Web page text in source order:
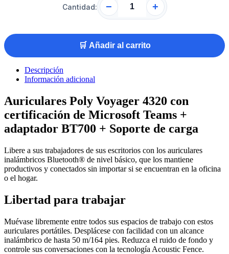
Cantidad: − +
🛒 Añadir al carrito
Descripción
Información adicional
Auriculares Poly Voyager 4320 con
certificación de Microsoft Teams +
adaptador BT700 + Soporte de carga
Libere a sus trabajadores de sus escritorios con los auriculares
inalámbricos Bluetooth® de nivel básico, que los mantiene
productivos y conectados sin importar si se encuentran en la oficina
o el hogar.
Libertad para trabajar
Muévase libremente entre todos sus espacios de trabajo con estos
auriculares portátiles. Desplácese con facilidad con un alcance
inalámbrico de hasta 50 m/164 pies. Reduzca el ruido de fondo y
controle sus conversaciones con la tecnología Acoustic Fence.